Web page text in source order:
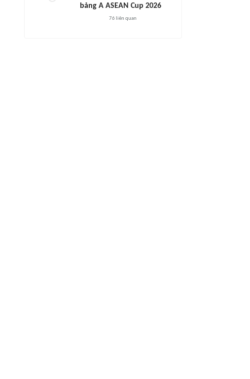
bảng A ASEAN Cup 2026
76 liên quan